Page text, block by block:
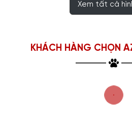
Xem tất cả
KHÁCH HÀNG CHỌN